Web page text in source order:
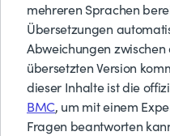
mehreren Sprachen
Übersetzungen
Abweichungen
übersetzten Version
dieser Inhalte ist die
BMC, um mit einem
Fragen beantworten